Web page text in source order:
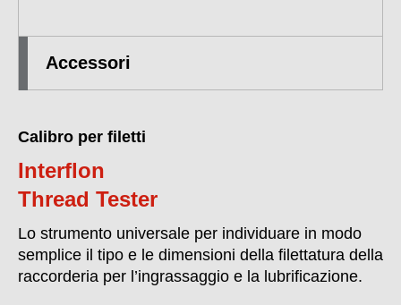
Accessori
Calibro per filetti
Interflon
Thread Tester
Lo strumento universale per individuare in modo
semplice il tipo e le dimensioni della filettatura della
raccorderia per l’ingrassaggio e la lubrificazione.